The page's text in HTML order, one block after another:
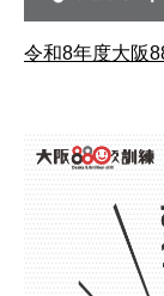
令和8年度大阪